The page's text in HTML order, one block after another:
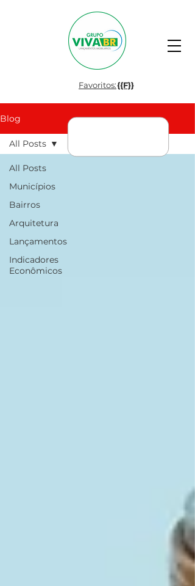
Favoritos:{{F}}
Blog
All Posts
Municípios
Bairros
Arquitetura
Lançamentos
Indicadores
Econômicos
All Posts